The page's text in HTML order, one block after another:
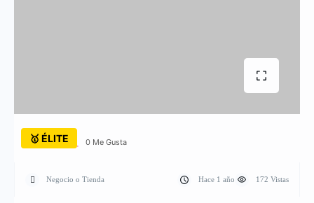
🥇 ÉLITE 0 Me Gusta
Negocio o Tienda Hace 1 año 172 Vistas